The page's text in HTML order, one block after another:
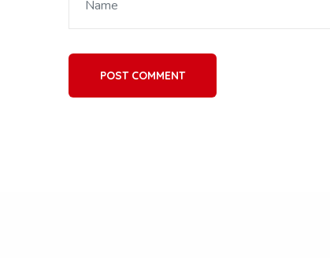
POST COMMENT